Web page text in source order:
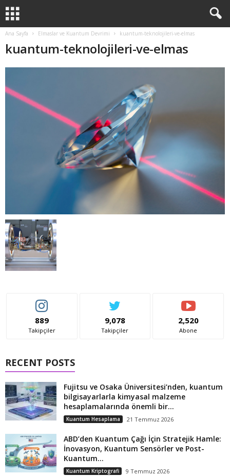
Ana Sayfa Elmaslar ve Kuantum Devrimi kuantum-teknolojileri-ve-elmas
kuantum-teknolojileri-ve-elmas
889
Takipçiler
9,078
Takipçiler
2,520
Abone
RECENT POSTS
Fujitsu ve Osaka Üniversitesi’nden, kuantum
bilgisayarlarla kimyasal malzeme
hesaplamalarında önemli bir...
Kuantum Hesaplama 21 Temmuz 2026
ABD’den Kuantum Çağı İçin Stratejik Hamle:
İnovasyon, Kuantum Sensörler ve Post-
Kuantum...
Kuantum Kriptografi 9 Temmuz 2026